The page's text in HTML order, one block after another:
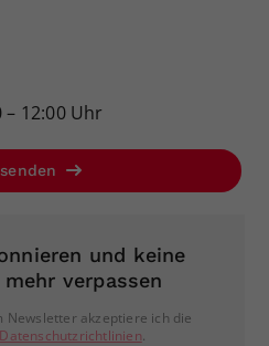
12:00 Uhr
und keine
verpassen
Newsletter akzeptiere ich die
Datenschutzrichtlinien.